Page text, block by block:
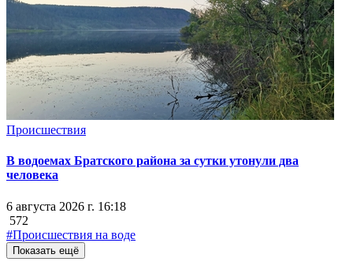
Происшествия
В водоемах Братского района за сутки утонули два
человека
6 августа 2026 г. 16:18
572
#Происшествия на воде
Показать ещё